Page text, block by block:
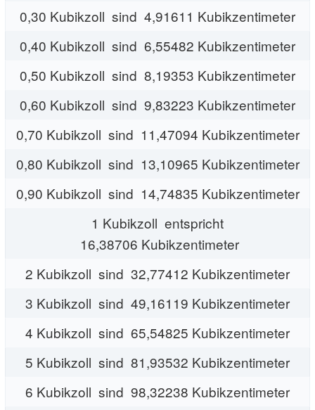
0,30 Kubikzoll sind 4,91611 Kubikzentimeter
0,40 Kubikzoll sind 6,55482 Kubikzentimeter
0,50 Kubikzoll sind 8,19353 Kubikzentimeter
0,60 Kubikzoll sind 9,83223 Kubikzentimeter
0,70 Kubikzoll sind 11,47094 Kubikzentimeter
0,80 Kubikzoll sind 13,10965 Kubikzentimeter
0,90 Kubikzoll sind 14,74835 Kubikzentimeter
1 Kubikzoll entspricht
16,38706 Kubikzentimeter
2 Kubikzoll sind 32,77412 Kubikzentimeter
3 Kubikzoll sind 49,16119 Kubikzentimeter
4 Kubikzoll sind 65,54825 Kubikzentimeter
5 Kubikzoll sind 81,93532 Kubikzentimeter
6 Kubikzoll sind 98,32238 Kubikzentimeter